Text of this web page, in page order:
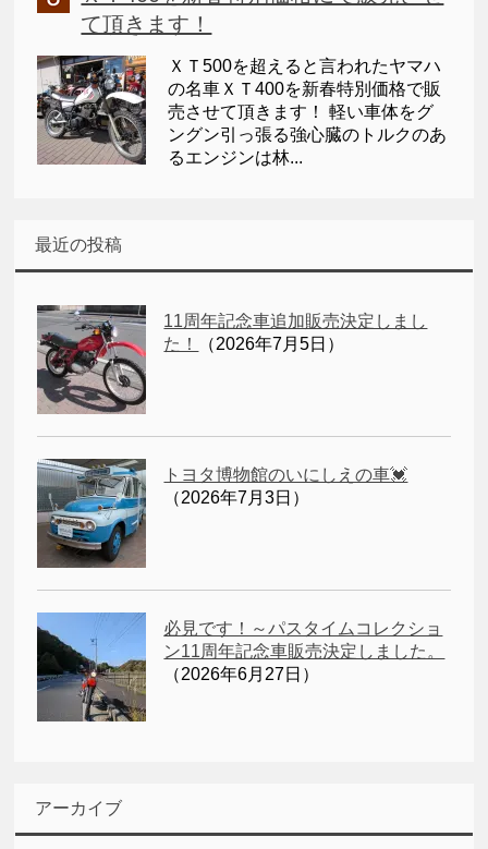
て頂きます！
ＸＴ500を超えると言われたヤマハ
の名車ＸＴ400を新春特別価格で販
売させて頂きます！ 軽い車体をグ
ングン引っ張る強心臓のトルクのあ
るエンジンは林...
最近の投稿
11周年記念車追加販売決定しまし
た！
（2026年7月5日）
トヨタ博物館のいにしえの車💓
（2026年7月3日）
必見です！～パスタイムコレクショ
ン11周年記念車販売決定しました。
（2026年6月27日）
アーカイブ